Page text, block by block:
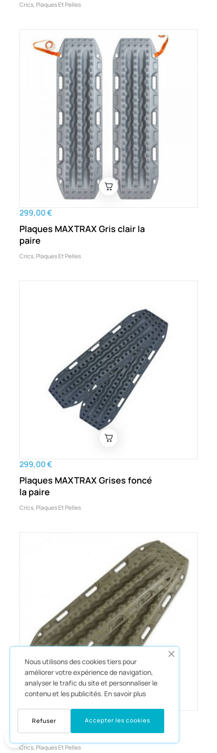
Crics, Plaques Et Pelles
299,00 €
Plaques MAXTRAX Gris clair la
paire
Crics, Plaques Et Pelles
299,00 €
Plaques MAXTRAX Grises foncé
la paire
Crics, Plaques Et Pelles
Plaques MAXTRAX kaki la paire
Crics, Plaques Et Pelles
Nous utilisons des cookies tiers pour
améliorer votre expérience de navigation,
analyser le trafic du site et personnaliser le
contenu et les publicités. En savoir plus
Accepter les cookies
Refuser